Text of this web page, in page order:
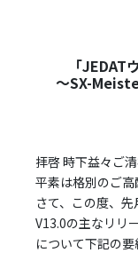
「
～SX-
拝啓 時下益々ご
平素は格別のご高
さて、この度、
V13.0の主なリリ
について下記の要